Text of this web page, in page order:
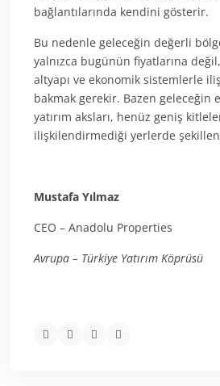
bağlantılarında kendini gösterir.
Bu nedenle geleceğin değerli
yalnızca bugünün fiyatlarına
altyapı ve ekonomik sistemlerle
bakmak gerekir. Bazen geleceğin
yatırım aksları, henüz geniş
ilişkilendirmediği yerlerde
Mustafa Yılmaz
CEO – Anadolu Properties
Avrupa – Türkiye Yatırım Köprüsü